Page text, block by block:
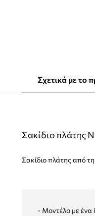
Σχετικά με το
Σακίδιο πλάτης
Σακίδιο πλάτης από
- Μοντέλο με ένα